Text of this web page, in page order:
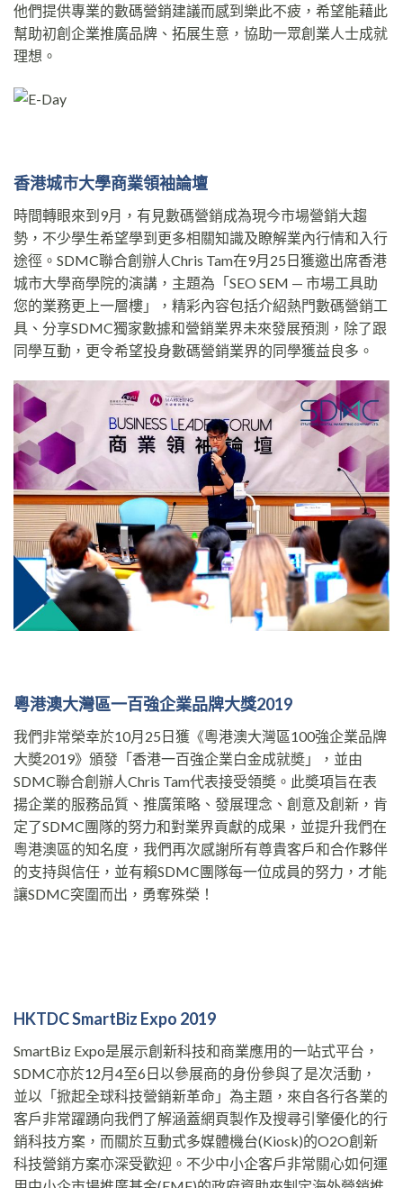
他們提供專業的數碼營銷建議而感到樂此不疲，希望能藉此
幫助初創企業推廣品牌、拓展生意，協助一眾創業人士成就
理想。
香港城市大學商業領袖論壇
時間轉眼來到9月，有見數碼營銷成為現今市場營銷大趨
勢，不少學生希望學到更多相關知識及瞭解業內行情和入行
途徑。SDMC聯合創辦人Chris Tam在9月25日獲邀出席香港
城市大學商學院的演講，主題為「SEO SEM — 市場工具助
您的業務更上一層樓」，精彩內容包括介紹熱門數碼營銷工
具、分享SDMC獨家數據和營銷業界未來發展預測，除了跟
同學互動，更令希望投身數碼營銷業界的同學獲益良多。
粵港澳大灣區一百強企業品牌大獎2019
我們非常榮幸於10月25日獲《粵港澳大灣區100強企業品牌
大奬2019》頒發「香港一百強企業白金成就奬」，並由
SDMC聯合創辦人Chris Tam代表接受領奬。此奬項旨在表
揚企業的服務品質、推廣策略、發展理念、創意及創新，肯
定了SDMC團隊的努力和對業界貢獻的成果，並提升我們在
粵港澳區的知名度，我們再次感謝所有尊貴客戶和合作夥伴
的支持與信任，並有賴SDMC團隊每一位成員的努力，才能
讓SDMC突圍而出，勇奪殊榮！
HKTDC SmartBiz Expo 2019
SmartBiz Expo是展示創新科技和商業應用的一站式平台，
SDMC亦於12月4至6日以參展商的身份參與了是次活動，
並以「掀起全球科技營銷新革命」為主題，來自各行各業的
客戶非常躍踴向我們了解涵蓋網頁製作及搜尋引擎優化的行
銷科技方案，而關於互動式多媒體機台(Kiosk)的O2O創新
科技營銷方案亦深受歡迎。不少中小企客戶非常關心如何運